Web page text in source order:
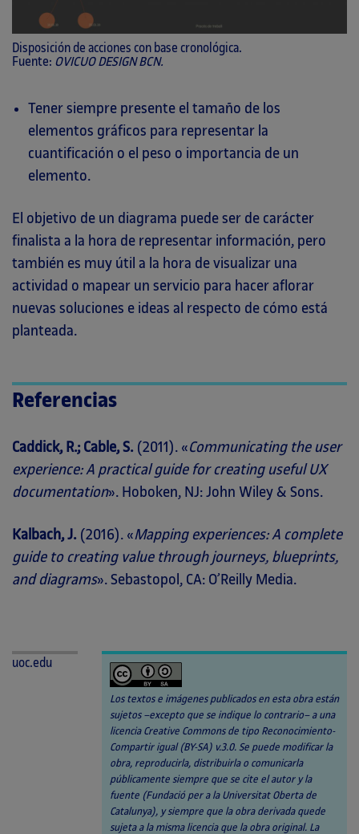
Disposición de acciones con base cronológica.
Fuente: OVICUO DESIGN BCN.
Tener siempre presente el tamaño de los
elementos gráficos para representar la
cuantificación o el peso o importancia de un
elemento.
El objetivo de un diagrama puede ser de carácter
finalista a la hora de representar información, pero
también es muy útil a la hora de visualizar una
actividad o mapear un servicio para hacer aflorar
nuevas soluciones e ideas al respecto de cómo está
planteada.
Referencias
Caddick, R.; Cable, S.(2011). «Communicating the user
experience: A practical guide for creating useful UX
documentation». Hoboken, NJ: John Wiley & Sons.
Kalbach, J.(2016). «Mapping experiences: A complete
guide to creating value through journeys, blueprints,
and diagrams». Sebastopol, CA: O’Reilly Media.
uoc.edu
Los textos e imágenes publicados en esta obra están
sujetos –excepto que se indique lo contrario– a una
licencia Creative Commons de tipo Reconocimiento-
Compartir igual (BY-SA) v.3.0. Se puede modificar la
obra, reproducirla, distribuirla o comunicarla
públicamente siempre que se cite el autor y la
fuente (Fundació per a la Universitat Oberta de
Catalunya), y siempre que la obra derivada quede
sujeta a la misma licencia que la obra original. La